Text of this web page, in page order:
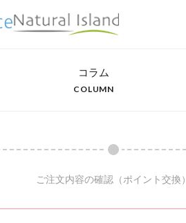
コラム
COLUMN
ご注文内容の確認 （ポイント交換）